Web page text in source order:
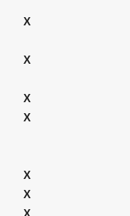
X
X
X
X
X
X
X